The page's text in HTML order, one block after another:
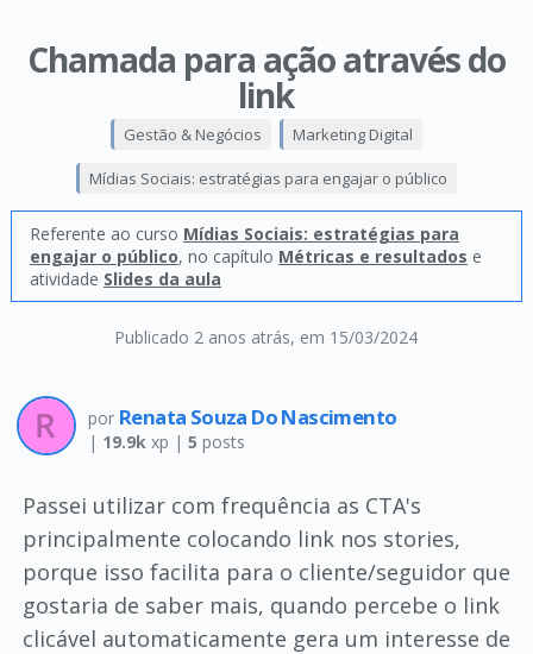
Chamada para ação através do
link
Publicado 2 anos atrás, em 15/03/2024
Gestão & Negócios Marketing Digital
Mídias Sociais: estratégias para engajar o público
Referente ao curso Mídias Sociais: estratégias para
engajar o público, no capítulo Métricas e resultados e
atividade Slides da aula
por Renata Souza Do Nascimento
| 19.9kxp | 5 posts
Passei utilizar com frequência as CTA's
principalmente colocando link nos stories,
porque isso facilita para o cliente/seguidor que
gostaria de saber mais, quando percebe o link
clicável automaticamente gera um interesse de